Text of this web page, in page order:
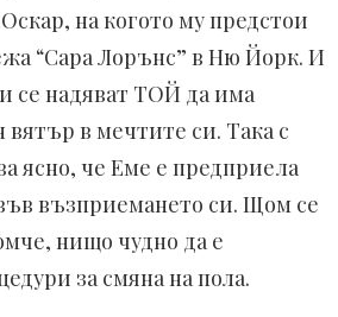
на когото му предстои
“Сара Лорънс” в Ню Йорк. И
се надяват ТОЙ да има
в мечтите си. Така с
ясно, че Еме е предприела
възприемането си. Щом се
нищо чудно да е
за смяна на пола.